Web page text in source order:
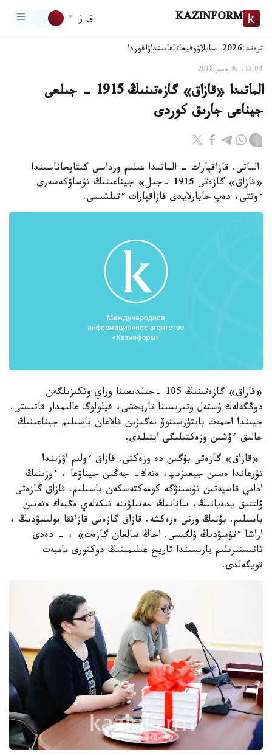
KAZINFORM ق ز
ترەند:2026-سايلاۋ وقيعاتاعايىنداۋاقوردا
15:04, 30 مامىر 2018
الماتىدا «قازاق» گازەتىنىڭ 1915 - جىلعى
جيناعى جارىق كوردى
الماتى. قازاقپارات - الماتىدا عىلىم ورداسى كىتاپحاناسىندا
«قازاق» گازەتى 1915 -جىل» جيناعىنىڭ تۇساۋكەسەرى
ءوتتى، دەپ حابارلايدى قازاقپارات ءتىلشىسى.
«قازاق» گازەتىنىڭ 105 -جىلدىعىنا وراي وتكىزىلگەن
دوڭگەلەك ۇستەل وتىرىسىنا تاريحشى، فيلولوگ عالىمدار قاتىستى.
جيىندا احمەت بايتۇرسىنوۆ نەگىزىن قالاعان باسىلىم جيناعىنىڭ
حالىق ءۇشىن وزەكتىلىگى ايتىلدى.
«قازاق» گازەتى بۇگىن دە وزەكتى. قازاق ءولىم اۋزىندا
تۇرعاندا ەسىن جيعىزىپ، ەتەك- جەڭىن جيناۋعا ، ءوزىنىڭ
ادامي قاسيەتىن تۇسىنۋگە كومەكتەسكەن باسىلىم. قازاق گازەتى
ۇلتتىق يدەيانىڭ، سانانىڭ جەتىلۋىنە تىكەلەي ەڭبەك ەتەتىن
باسىلىم. بۇنىڭ ورنى ەرەكشە. قازاق گازەتى قازاققا بولىسۋدىڭ ،
اراشا ءتۇسۋدىڭ ۇلگىسى. احاڭ سالعان گازەت» ، - دەدى
تانىستىرىلىم بارىسىندا تاريح عىلىمىنىڭ دوكتورى مامبەت
قويگەلدى.